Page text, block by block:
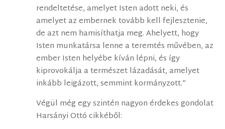
rendeltetése, amelyet Isten adott neki, és
amelyet az embernek tovább kell fejlesztenie,
de azt nem hamisíthatja meg. Ahelyett, hogy
Isten munkatársa lenne a teremtés művében, az
ember Isten helyébe kíván lépni, és így
kiprovokálja a természet lázadását, amelyet
inkább leigázott, semmint kormányzott.”
Végül még egy szintén nagyon érdekes gondolat
Harsányi Ottó cikkéből: